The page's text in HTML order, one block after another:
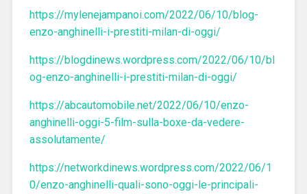
https://mylenejampanoi.com/2022/06/10/blog-
enzo-anghinelli-i-prestiti-milan-di-oggi/
https://blogdinews.wordpress.com/2022/06/10/bl
og-enzo-anghinelli-i-prestiti-milan-di-oggi/
https://abcautomobile.net/2022/06/10/enzo-
anghinelli-oggi-5-film-sulla-boxe-da-vedere-
assolutamente/
https://networkdinews.wordpress.com/2022/06/1
0/enzo-anghinelli-quali-sono-oggi-le-principali-